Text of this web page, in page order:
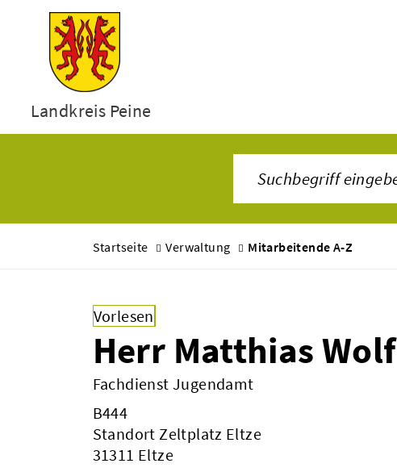
Landkreis Peine
Startseite Verwaltung Mitarbeitende A-Z
Vorlesen
Herr Matthias Wolf
Fachdienst Jugendamt
B444
Standort Zeltplatz Eltze
31311 Eltze